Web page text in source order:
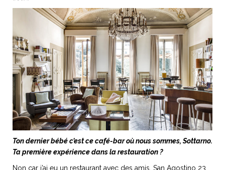
Ton dernier bébé c’est ce café-bar où nous sommes, Sottarno.
Ta première expérience dans la restauration ?
Non car j’ai eu un restaurant avec des amis, San Agostino 23